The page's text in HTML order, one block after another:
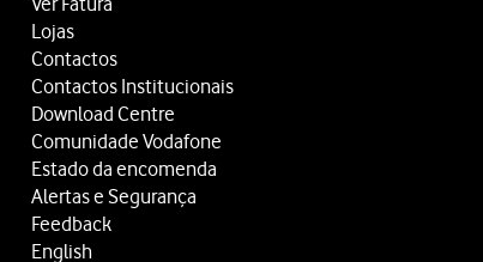
Lojas
Contactos
Contactos Institucionais
Download Centre
Comunidade Vodafone
Estado da encomenda
Alertas e Segurança
Feedback
English